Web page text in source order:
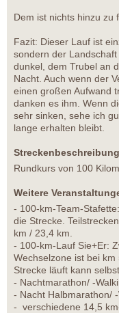
Dem ist nichts hinzu zu
Fazit: Dieser Lauf ist
sondern der
dunkel, dem Trubel an
Nacht. Auch wenn der
einen großen Aufwand
danken es ihm. Wenn
sehr sinken, sehe ich
lange erhalten bleibt.
Streckenbeschreibung
Rundkurs von 100
Weitere
- 100-km-Team-
die Strecke.
km / 23,4 km.
- 100-km-Lauf Sie+Er:
Wechselzone ist bei
Strecke läuft kann
- Nachtmarathon/ -
- Nacht Halbmarathon/
- verschiedene 14,5